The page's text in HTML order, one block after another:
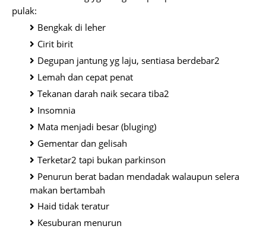
pulak:
Bengkak di leher
Cirit birit
Degupan jantung yg laju, sentiasa berdebar2
Lemah dan cepat penat
Tekanan darah naik secara tiba2
Insomnia
Mata menjadi besar (bluging)
Gementar dan gelisah
Terketar2 tapi bukan parkinson
Penurun berat badan mendadak walaupun selera
makan bertambah
Haid tidak teratur
Kesuburan menurun